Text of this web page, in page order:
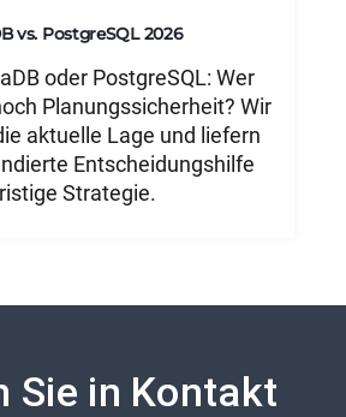
vs. PostgreSQL 2026
oder PostgreSQL: Wer
Planungssicherheit? Wir
aktuelle Lage und liefern
Entscheidungshilfe
Strategie.
Sie in Kontakt